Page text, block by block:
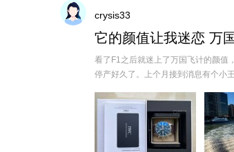
crysis33
它的颜值让我迷恋 万
看了F1之后就迷上了万国飞计的颜值
停产好久了。上个月接到消息有个小